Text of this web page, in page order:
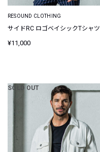
RESOUND CLOTHING
サイドRC ロゴベイシックTシャツ
¥11,000
SOLD OUT